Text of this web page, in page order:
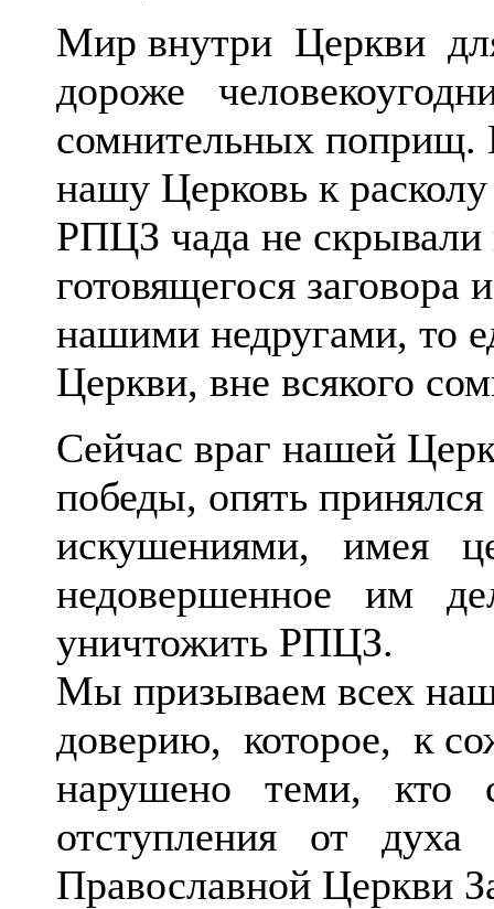
Мир внутри Церкви
дороже
сомнительных поприщ.
нашу Церковь к
РПЦЗ чада не
готовящегося заговора
нашими недругами, то
Церкви, вне всякого
Сейчас враг нашей
победы, опять
искушениями, имея
недовершенное им
уничтожить РПЦЗ.
Мы призываем всех
доверию, которое, к
нарушено теми, кто
отступления от
Православной Церкви